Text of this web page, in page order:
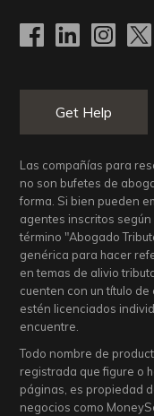
Get Help
Las compañías para
no son bufetes de
forma. Si bien pueden
agentes inscritos según
término "Abogado
genérica para hacer
en temas de alivio
cuenten con un título
estén licenciados
encuentre.
Todo nombre de
registrada que figure o
páginas, es propiedad
negocios como